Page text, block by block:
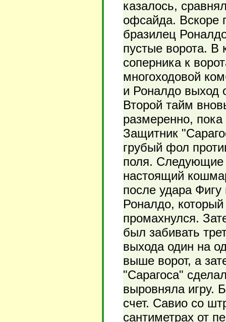
казалось,
офсайда. Вскоре
бразилец
пустые ворота. В
соперника к
многоходовой
и Роналдо выход
Второй тайм
размеренно,
Защитник
грубый фол
поля. Следующие
настоящий
после удара
Роналдо,
промахнулся.
был забивать
выхода один на
выше ворот, а
"Сарагоса"
выровняла игру.
счет. Савио со
сантиметрах от